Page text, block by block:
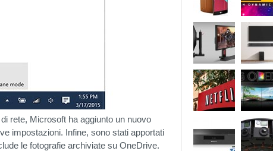
rete, Microsoft ha aggiunto un nuovo
impostazioni. Infine, sono stati apportati
le fotografie archiviate su OneDrive.